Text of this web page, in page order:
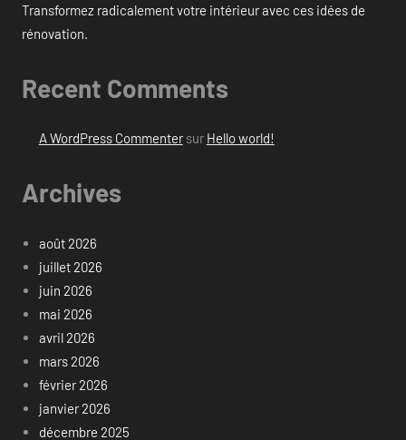
Transformez radicalement votre intérieur avec ces idées de
rénovation.
Recent Comments
A WordPress Commentersur Hello world!
Archives
août 2026
juillet 2026
juin 2026
mai 2026
avril 2026
mars 2026
février 2026
janvier 2026
décembre 2025